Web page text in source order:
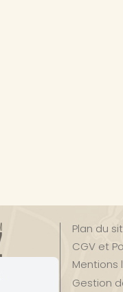
Plan du
CGV et
Mentions
Gestion